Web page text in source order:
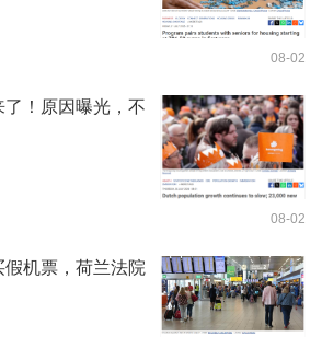
08-02
！原因曝光，不
08-02
机票，荷兰法院